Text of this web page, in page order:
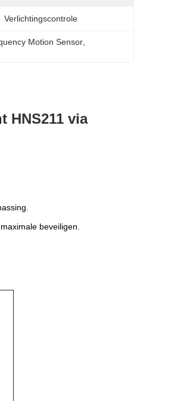
Verlichtingscontrole
Motion Sensor
HNS211 via
beveiligen.